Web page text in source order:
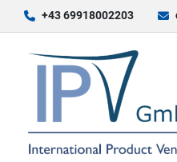
+43 69918002203